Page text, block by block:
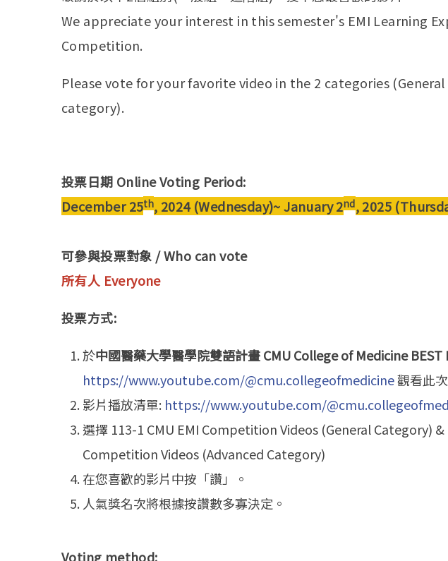
We appreciate your interest in this semester's EMI Learning
Competition.
Please vote for your favorite video in the 2 categories
category).
投票日期 Online Voting Period:
December 25th, 2024 (Wednesday)~ January 2nd, 2025
可參與投票對象 / Who can vote
所有人 Everyone
投票方式:
於中國醫藥大學醫學院雙語計畫 CMU College of Medicine
https://www.youtube.com/@cmu.collegeofmedicine觀看此
影片播放清單: https://www.youtube.com/@cmu.
選擇 113-1 CMU EMI Competition Videos (General Category) &
Competition Videos (Advanced Category)
在您喜歡的影片中按「讚」。
人氣獎名次將根據按讚數多寡決定。
Voting method: